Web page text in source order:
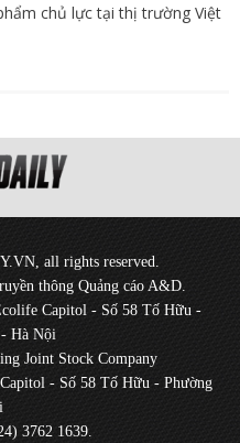
chủ lực tại thị trường Việt
all rights reserved.
thông Quảng cáo A&D.
Capitol - Số 58 Tố Hữu -
Hà Nội
Joint Stock Company
- Số 58 Tố Hữu - Phường
3762 1639.